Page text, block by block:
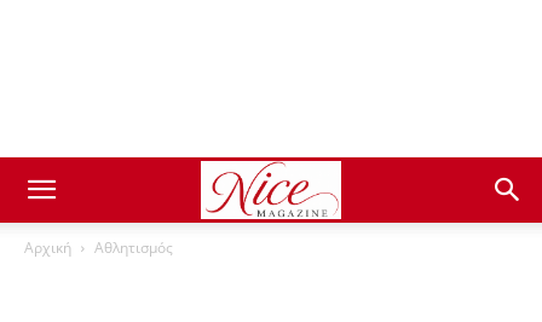
Αρχική Αθλητισμός